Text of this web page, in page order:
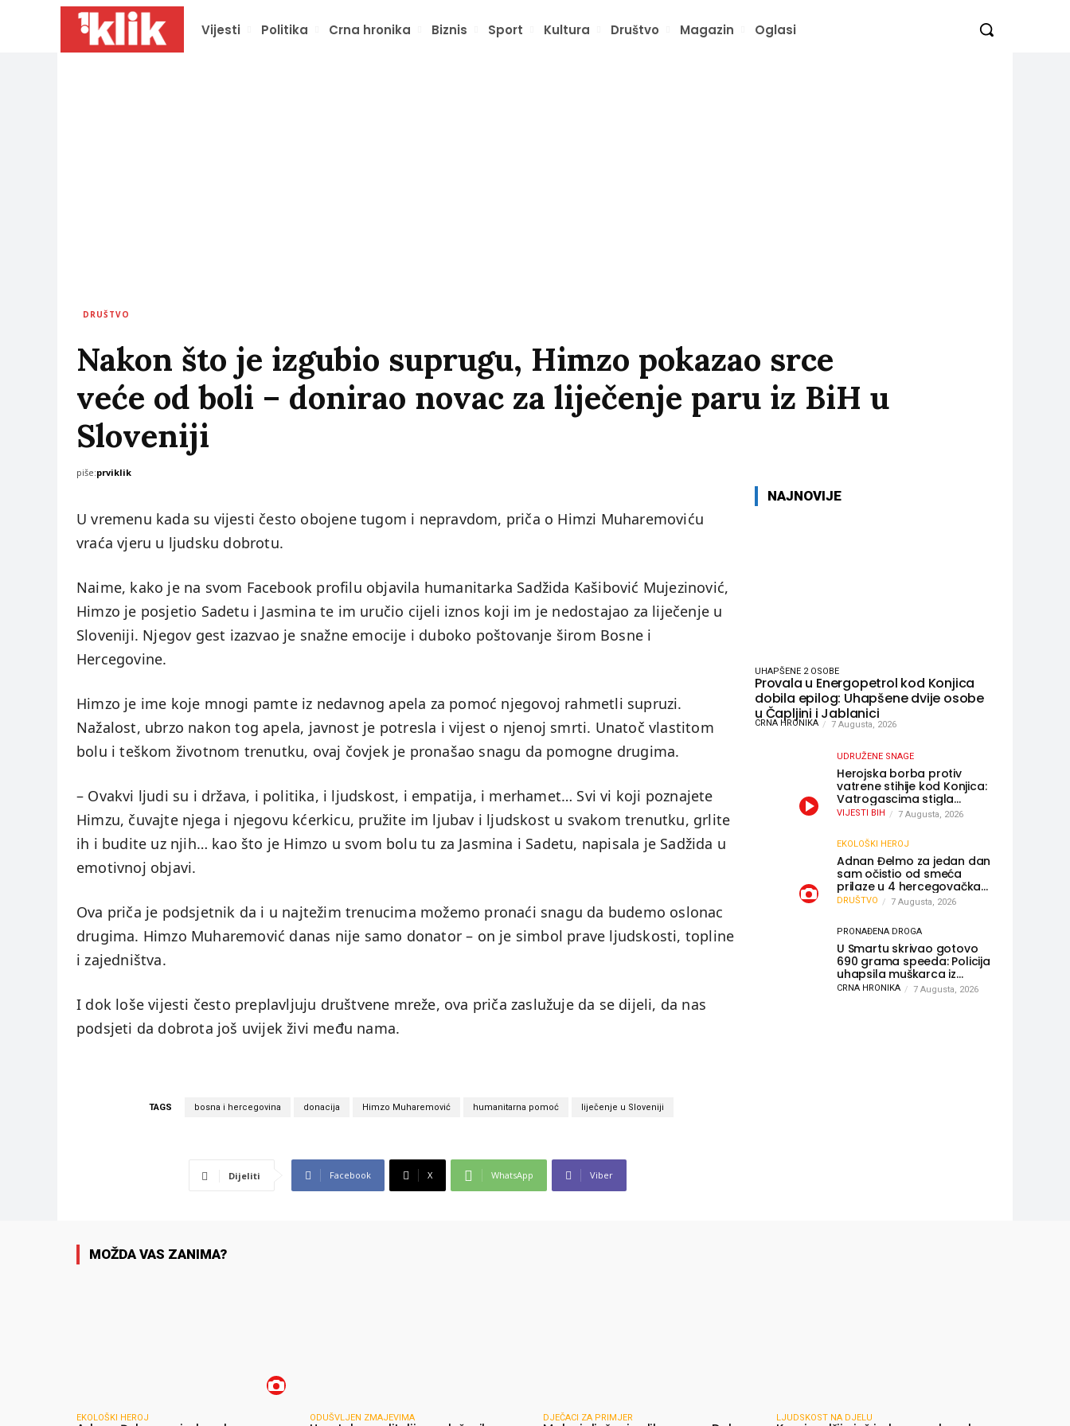
Vijesti Politika Crna hronika Biznis Sport Kultura Društvo Magazin Oglasi
DRUŠTVO
Nakon što je izgubio suprugu, Himzo pokazao srce
veće od boli – donirao novac za liječenje paru iz BiH u
Sloveniji
piše:prviklik
U vremenu kada su vijesti često obojene tugom i nepravdom, priča o Himzi Muharemoviću
vraća vjeru u ljudsku dobrotu.
Naime, kako je na svom Facebook profilu objavila humanitarka Sadžida Kašibović Mujezinović,
Himzo je posjetio Sadetu i Jasmina te im uručio cijeli iznos koji im je nedostajao za liječenje u
Sloveniji. Njegov gest izazvao je snažne emocije i duboko poštovanje širom Bosne i
Hercegovine.
Himzo je ime koje mnogi pamte iz nedavnog apela za pomoć njegovoj rahmetli supruzi.
Nažalost, ubrzo nakon tog apela, javnost je potresla i vijest o njenoj smrti. Unatoč vlastitom
bolu i teškom životnom trenutku, ovaj čovjek je pronašao snagu da pomogne drugima.
– Ovakvi ljudi su i država, i politika, i ljudskost, i empatija, i merhamet… Svi vi koji poznajete
Himzu, čuvajte njega i njegovu kćerkicu, pružite im ljubav i ljudskost u svakom trenutku, grlite
ih i budite uz njih… kao što je Himzo u svom bolu tu za Jasmina i Sadetu, napisala je Sadžida u
emotivnoj objavi.
Ova priča je podsjetnik da i u najtežim trenucima možemo pronaći snagu da budemo oslonac
drugima. Himzo Muharemović danas nije samo donator – on je simbol prave ljudskosti, topline
i zajedništva.
I dok loše vijesti često preplavljuju društvene mreže, ova priča zaslužuje da se dijeli, da nas
podsjeti da dobrota još uvijek živi među nama.
TAGS bosna i hercegovina donacija Himzo Muharemović humanitarna pomoć liječenje u Sloveniji
Dijeliti Facebook X WhatsApp Viber
NAJNOVIJE
UHAPŠENE 2 OSOBE
Provala u Energopetrol kod Konjica
dobila epilog: Uhapšene dvije osobe
u Čapljini i Jablanici
CRNA HRONIKA 7 Augusta, 2026
UDRUŽENE SNAGE
Herojska borba protiv
vatrene stihije kod Konjica:
Vatrogascima stigla
pomoć iz Sarajeva,
helikopteri i Air Tractori
udružili snage
VIJESTI BIH 7 Augusta, 2026
EKOLOŠKI HEROJ
Adnan Đelmo za jedan dan
sam očistio od smeća
prilaze u 4 hercegovačka
grada: “Danas nisam čistio
samo smeće, čistio sam
sliku o nama”
DRUŠTVO 7 Augusta, 2026
PRONAĐENA DROGA
U Smartu skrivao gotovo
690 grama speeda: Policija
uhapsila muškarca iz
Hercegovine
CRNA HRONIKA 7 Augusta, 2026
MOŽDA VAS ZANIMA?
EKOLOŠKI HEROJ ODUŠVLJEN ZMAJEVIMA DJEČACI ZA PRIMJER LJUDSKOST NA DJELU